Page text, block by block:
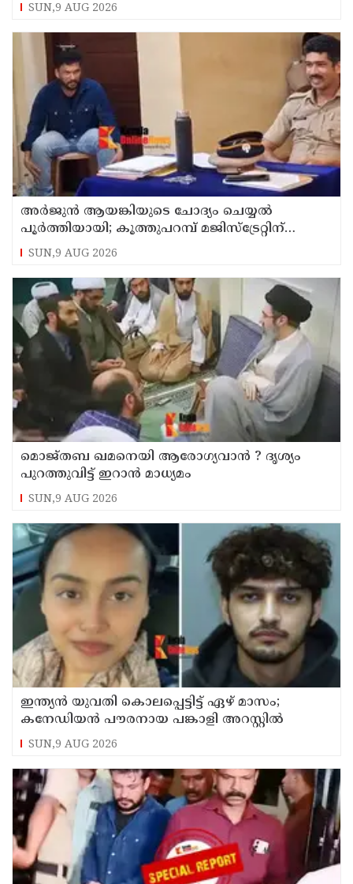
SUN,9 AUG 2026
അര്‍ജുന്‍ ആയങ്കിയുടെ ചോദ്യം ചെയ്യല്‍
പൂര്‍ത്തിയായി; കൂത്തുപറമ്പ് മജിസ്ട്രേറ്റിന്
മുൻപില്‍ ഹാജരാക്കും
SUN,9 AUG 2026
മൊജ്തബ ഖമനെയി ആരോഗ്യവാന്‍ ? ദൃശ്യം
പുറത്തുവിട്ട് ഇറാന്‍ മാധ്യമം
SUN,9 AUG 2026
ഇന്ത്യന്‍ യുവതി കൊലപ്പെട്ടിട്ട് ഏഴ് മാസം;
കനേഡിയന്‍ പൗരനായ പങ്കാളി അറസ്റ്റില്‍
SUN,9 AUG 2026